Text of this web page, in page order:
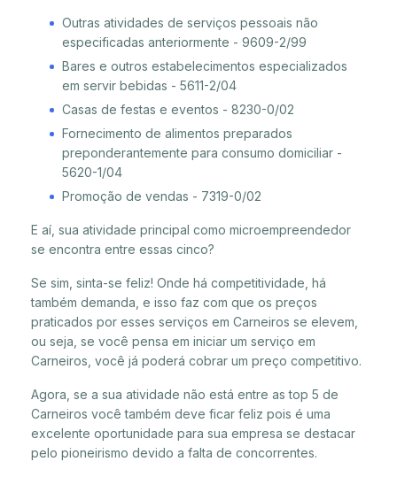
Outras atividades de serviços pessoais não
especificadas anteriormente - 9609-2/99
Bares e outros estabelecimentos especializados
em servir bebidas - 5611-2/04
Casas de festas e eventos - 8230-0/02
Fornecimento de alimentos preparados
preponderantemente para consumo domiciliar -
5620-1/04
Promoção de vendas - 7319-0/02
E aí, sua atividade principal como microempreendedor
se encontra entre essas cinco?
Se sim, sinta-se feliz! Onde há competitividade, há
também demanda, e isso faz com que os preços
praticados por esses serviços em Carneiros se elevem,
ou seja, se você pensa em iniciar um serviço em
Carneiros, você já poderá cobrar um preço competitivo.
Agora, se a sua atividade não está entre as top 5 de
Carneiros você também deve ficar feliz pois é uma
excelente oportunidade para sua empresa se destacar
pelo pioneirismo devido a falta de concorrentes.